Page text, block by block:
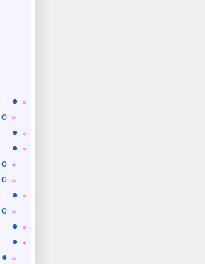
☼
●
☼
o
☼
●
☼
●
☼
o
☼
o
☼
●
☼
o
☼
●
☼
●
☼
●